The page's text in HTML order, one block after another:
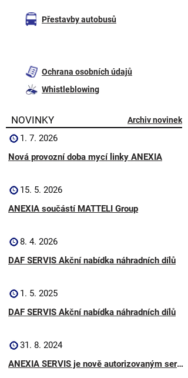
Přestavby autobusů
Whistleblowing
Ochrana osobních údajů
NOVINKY
1. 7. 2026
Nová provozní doba mycí linky ANEXIA
15. 5. 2026
ANEXIA součástí MATTELI Group
8. 4. 2026
DAF SERVIS Akční nabídka náhradních dílů
1. 5. 2025
DAF SERVIS Akční nabídka náhradních dílů
31. 8. 2024
ANEXIA SERVIS je nově autorizovaným servisním partnerem pro Ford Truck
Archiv novinek